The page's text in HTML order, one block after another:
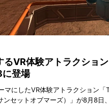
るVR体験アトラクショ
に登場
マにしたVR体験アトラクション「
ンセットオブマーズ）」が8月8日